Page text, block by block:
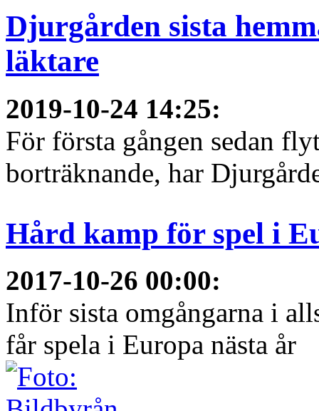
Djurgården sista
läktare
2019-10-24 14:25:
För första gången sedan
borträknande, har
Hård kamp för spel i
2017-10-26 00:00:
Inför sista omgångarna i
får spela i Europa nästa år